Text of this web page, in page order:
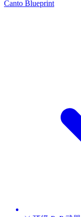
Canto Blueprint